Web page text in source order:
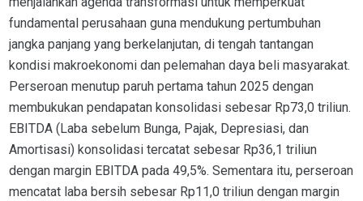
fundamental perusahaan guna mendukung pertumbuhan
jangka panjang yang berkelanjutan, di tengah tantangan
kondisi makroekonomi dan pelemahan daya beli masyarakat.
Perseroan menutup paruh pertama tahun 2025 dengan
membukukan pendapatan konsolidasi sebesar Rp73,0 triliun.
EBITDA (Laba sebelum Bunga, Pajak, Depresiasi, dan
Amortisasi) konsolidasi tercatat sebesar Rp36,1 triliun
dengan margin EBITDA pada 49,5%. Sementara itu, perseroan
mencatat laba bersih sebesar Rp11,0 triliun dengan margin